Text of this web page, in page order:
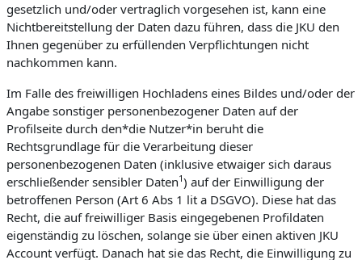
gesetzlich und/oder vertraglich vorgesehen ist, kann eine
Nichtbereitstellung der Daten dazu führen, dass die JKU den
Ihnen gegenüber zu erfüllenden Verpflichtungen nicht
nachkommen kann.
Im Falle des freiwilligen Hochladens eines Bildes und/oder der
Angabe sonstiger personenbezogener Daten auf der
Profilseite durch den*die Nutzer*in beruht die
Rechtsgrundlage für die Verarbeitung dieser
personenbezogenen Daten (inklusive etwaiger sich daraus
erschließender sensibler Daten1) auf der Einwilligung der
betroffenen Person (Art 6 Abs 1 lit a DSGVO). Diese hat das
Recht, die auf freiwilliger Basis eingegebenen Profildaten
eigenständig zu löschen, solange sie über einen aktiven JKU
Account verfügt. Danach hat sie das Recht, die Einwilligung zu